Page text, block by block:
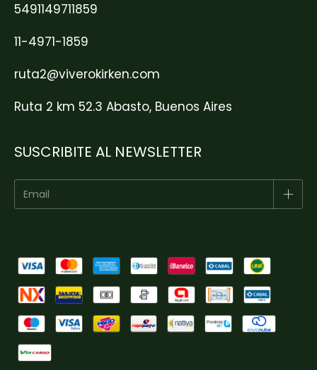
5491149711859
11-4971-1859
ruta2@viverokirken.com
Ruta 2 km 52.3 Abasto, Buenos Aires
SUSCRIBITE AL NEWSLETTER